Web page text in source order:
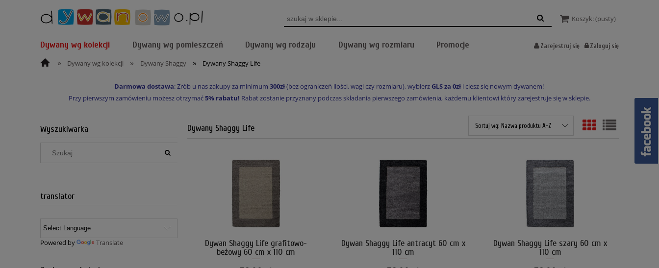
Koszyk:(pusty)
Dywany wg kolekcji Dywany wg pomieszczeń Dywany wg rodzaju Dywany wg rozmiaru Promocje Zarejestruj się Zaloguj się
» Dywany wg kolekcji » Dywany Shaggy » Dywany Shaggy Life
Darmowa dostawa: Zrób u nas zakupy za minimum 300zł(bez ograniczeń ilości, wagi czy rozmiaru), wybierzGLS za 0złi ciesz się nowym dywanem!
Przy pierwszym zamówieniu możesz otrzymać5% rabatu! Rabat zostanie przyznany podczas składania pierwszego zamówienia, każdemu klientowi który zarejestruje się w sklepie.
Wyszukiwarka
translator
Powered by Translate
Dywany Shaggy Life Sortuj wg: Nazwa produktu A-Z
Dywan Shaggy Life grafitowo-
beżowy 60 cm x 110 cm
Dywan Shaggy Life antracyt 60 cm x
110 cm
Dywan Shaggy Life szary 60 cm x
110 cm